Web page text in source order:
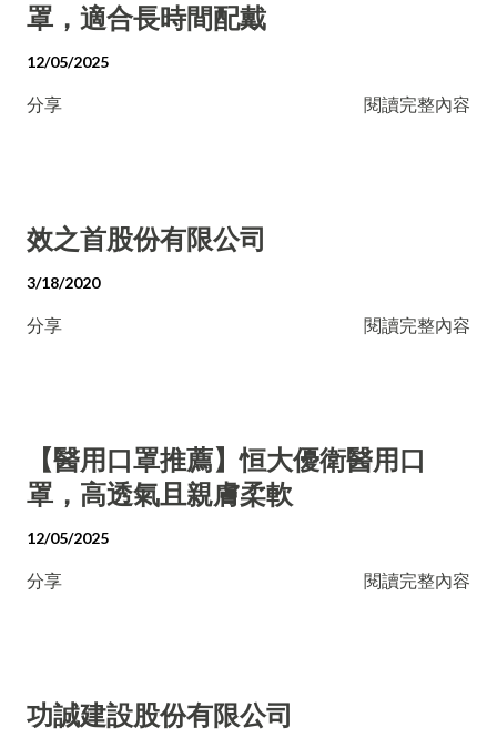
罩，適合長時間配戴
12/05/2025
分享 閱讀完整內容
效之首股份有限公司
3/18/2020
分享 閱讀完整內容
【醫用口罩推薦】恒大優衛醫用口
罩，高透氣且親膚柔軟
12/05/2025
分享 閱讀完整內容
功誠建設股份有限公司